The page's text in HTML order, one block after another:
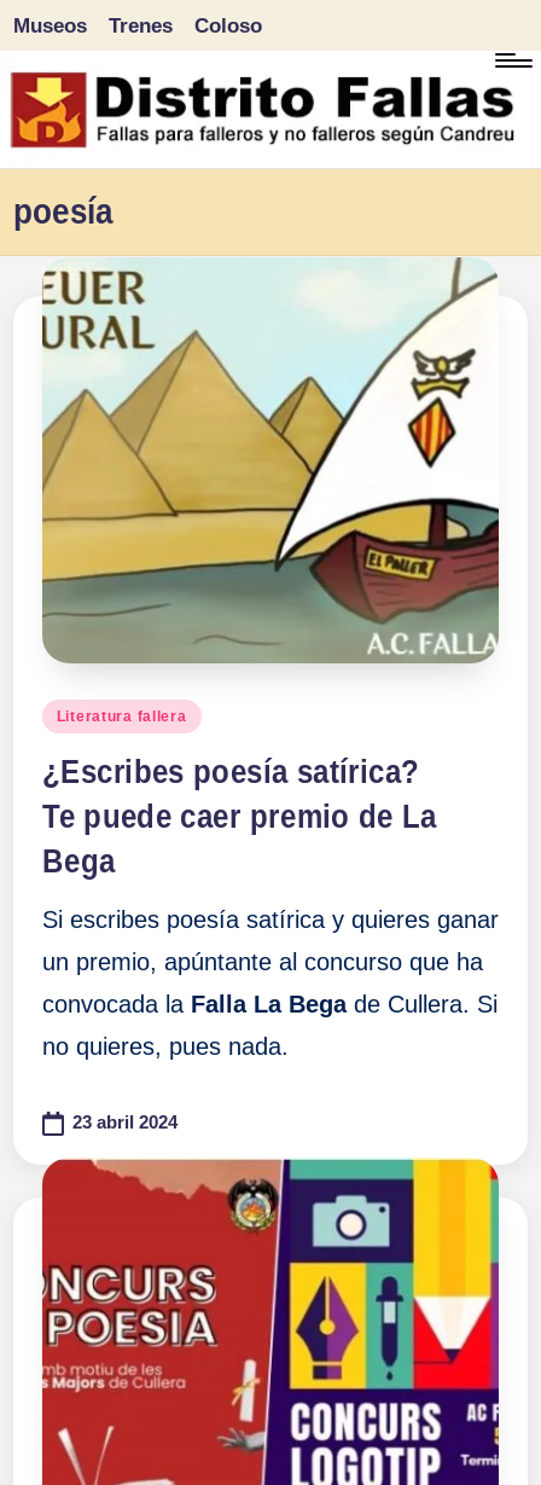
Saltar
al
Museos Trenes Coloso
poesía
Publicado
Literatura fallera
¿Escribes poesía satírica?
Te puede caer premio de La
Bega
Si escribes poesía satírica y quieres ganar
un premio, apúntante al concurso que ha
convocada la Falla La Begade Cullera. Si
no quieres, pues nada.
23 abril 2024